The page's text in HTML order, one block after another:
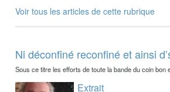
Voir tous les articles de cette rubrique
Ni déconfiné reconfiné et ainsi
Sous ce titre les efforts de toute la bande du coin bon
Extrait